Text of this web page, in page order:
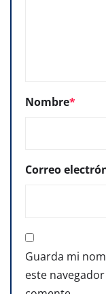
Nombre*
Correo
Guarda mi
este